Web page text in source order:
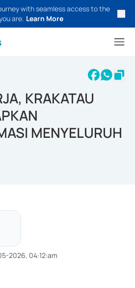
with seamless access to the
are. Learn More
KRAKATAU
MENYELURUH
2026, 04:12:am